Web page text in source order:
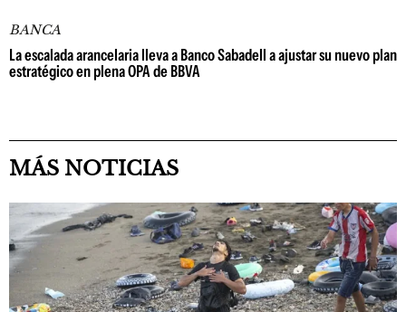
BANCA
La escalada arancelaria lleva a Banco Sabadell a ajustar su nuevo plan
estratégico en plena OPA de BBVA
MÁS NOTICIAS